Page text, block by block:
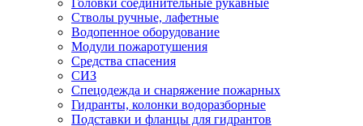
Головки соединительные рукавные
Стволы ручные, лафетные
Водопенное оборудование
Модули пожаротушения
Средства спасения
СИЗ
Спецодежда и снаряжение пожарных
Гидранты, колонки водоразборные
Подставки и фланцы для гидрантов